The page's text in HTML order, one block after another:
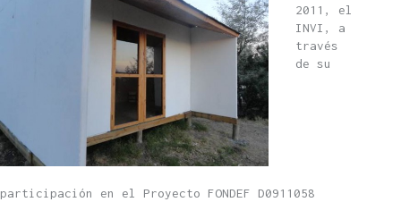
2011, el
INVI, a
través
de su
participación en el Proyecto FONDEF D0911058